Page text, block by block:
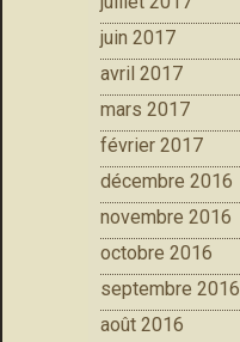
juin 2017
avril 2017
mars 2017
février 2017
décembre 2016
novembre 2016
octobre 2016
septembre 2016
août 2016